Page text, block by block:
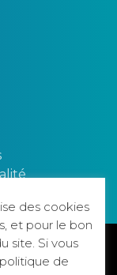
des cookies
et pour le bon
site. Si vous
de